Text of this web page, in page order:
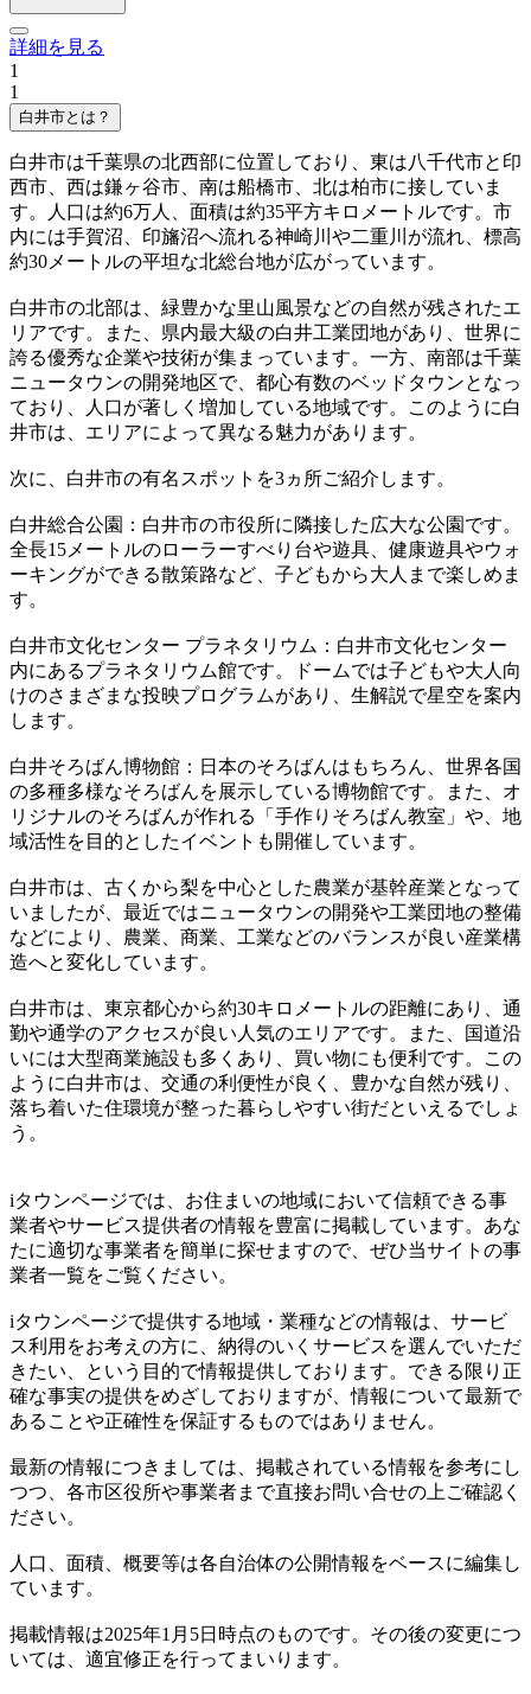
詳細を見る
1
1
白井市とは？
白井市は千葉県の北西部に位置しており、東は八千代市と印
西市、西は鎌ヶ谷市、南は船橋市、北は柏市に接していま
す。人口は約6万人、面積は約35平方キロメートルです。市
内には手賀沼、印旛沼へ流れる神崎川や二重川が流れ、標高
約30メートルの平坦な北総台地が広がっています。
白井市の北部は、緑豊かな里山風景などの自然が残されたエ
リアです。また、県内最大級の白井工業団地があり、世界に
誇る優秀な企業や技術が集まっています。一方、南部は千葉
ニュータウンの開発地区で、都心有数のベッドタウンとなっ
ており、人口が著しく増加している地域です。このように白
井市は、エリアによって異なる魅力があります。
次に、白井市の有名スポットを3ヵ所ご紹介します。
白井総合公園：白井市の市役所に隣接した広大な公園です。
全長15メートルのローラーすべり台や遊具、健康遊具やウォ
ーキングができる散策路など、子どもから大人まで楽しめま
す。
白井市文化センター プラネタリウム：白井市文化センター
内にあるプラネタリウム館です。ドームでは子どもや大人向
けのさまざまな投映プログラムがあり、生解説で星空を案内
します。
白井そろばん博物館：日本のそろばんはもちろん、世界各国
の多種多様なそろばんを展示している博物館です。また、オ
リジナルのそろばんが作れる「手作りそろばん教室」や、地
域活性を目的としたイベントも開催しています。
白井市は、古くから梨を中心とした農業が基幹産業となって
いましたが、最近ではニュータウンの開発や工業団地の整備
などにより、農業、商業、工業などのバランスが良い産業構
造へと変化しています。
白井市は、東京都心から約30キロメートルの距離にあり、通
勤や通学のアクセスが良い人気のエリアです。また、国道沿
いには大型商業施設も多くあり、買い物にも便利です。この
ように白井市は、交通の利便性が良く、豊かな自然が残り、
落ち着いた住環境が整った暮らしやすい街だといえるでしょ
う。
iタウンページでは、お住まいの地域において信頼できる事
業者やサービス提供者の情報を豊富に掲載しています。あな
たに適切な事業者を簡単に探せますので、ぜひ当サイトの事
業者一覧をご覧ください。
iタウンページで提供する地域・業種などの情報は、サービ
ス利用をお考えの方に、納得のいくサービスを選んでいただ
きたい、という目的で情報提供しております。できる限り正
確な事実の提供をめざしておりますが、情報について最新で
あることや正確性を保証するものではありません。
最新の情報につきましては、掲載されている情報を参考にし
つつ、各市区役所や事業者まで直接お問い合せの上ご確認く
ださい。
人口、面積、概要等は各自治体の公開情報をベースに編集し
ています。
掲載情報は2025年1月5日時点のものです。その後の変更につ
いては、適宜修正を行ってまいります。